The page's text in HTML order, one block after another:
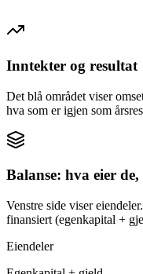
Inntekter og resultat
Det blå området viser
hva som er igjen som
Balanse: hva eier
Venstre side viser
finansiert (egenkapital +
Eiendeler